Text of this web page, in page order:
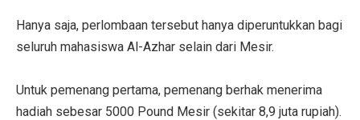
Hanya saja, perlombaan tersebut hanya diperuntukkan bagi
seluruh mahasiswa Al-Azhar selain dari Mesir.
Untuk pemenang pertama, pemenang berhak menerima
hadiah sebesar 5000 Pound Mesir (sekitar 8,9 juta rupiah).